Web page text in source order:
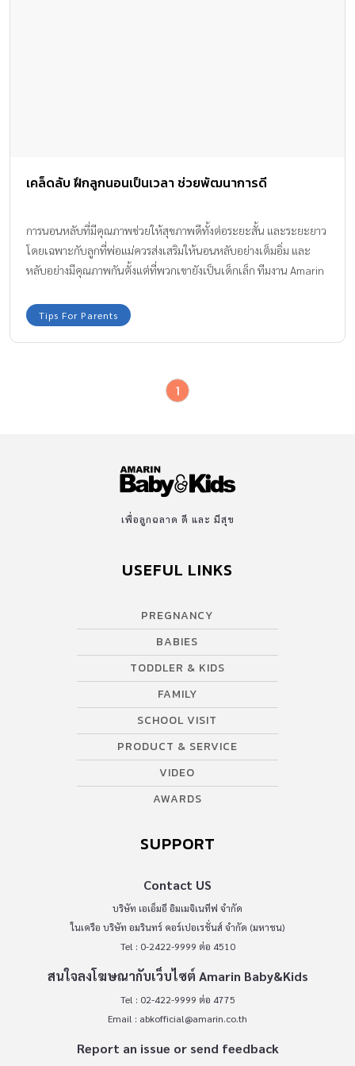
เคล็ดลับ ฝึกลูกนอนเป็นเวลา ช่วยพัฒนาการดี
การนอนหลับที่มีคุณภาพช่วยให้สุขภาพดีทั้งต่อระยะสั้น และระยะยาว
โดยเฉพาะกับลูกที่พ่อแม่ควรส่งเสริมให้นอนหลับอย่างเต็มอิ่ม และ
หลับอย่างมีคุณภาพกันตั้งแต่ที่พวกเขายังเป็นเด็กเล็ก ทีมงาน Amarin
ให้ทุกครอบครัวที่มีลูกได้ทราบ และลองนำไปฝึกกับลูกๆ ที่บ้านกันค่ะ
Tips For Parents
1
เพื่อลูกฉลาด ดี และ มีสุข
USEFUL LINKS
PREGNANCY
BABIES
TODDLER & KIDS
FAMILY
SCHOOL VISIT
PRODUCT & SERVICE
VIDEO
AWARDS
SUPPORT
Contact US
บริษัท เอเอ็มอี อิมเมจิเนทีฟ จำกัด
ในเครือ บริษัท อมรินทร์ คอร์เปอเรชั่นส์ จำกัด (มหาชน)
Tel : 0-2422-9999 ต่อ 4510
สนใจลงโฆษณากับเว็บไซต์ Amarin Baby&Kids
Tel : 02-422-9999 ต่อ 4775
Email : abkofficial@amarin.co.th
Report an issue or send feedback